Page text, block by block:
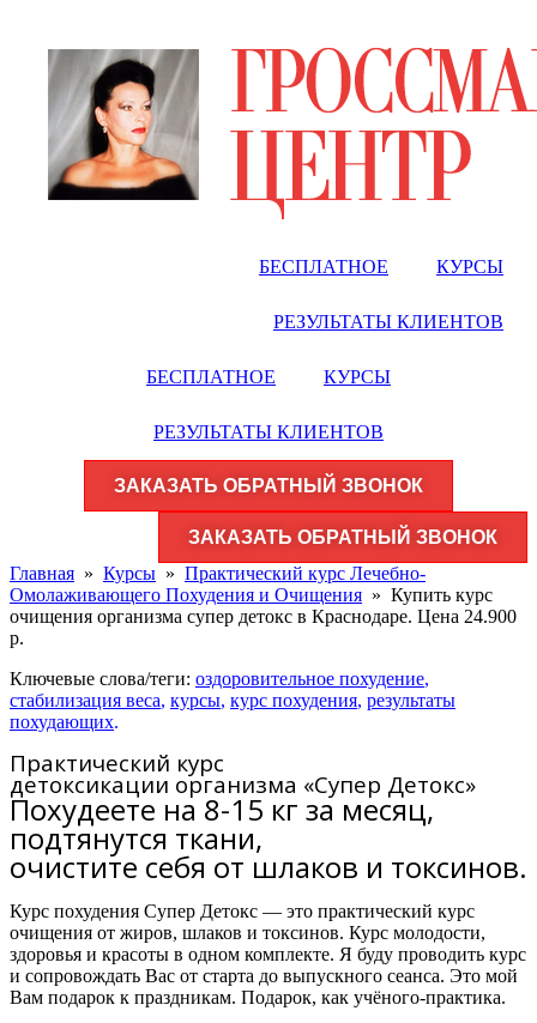
содержимому
БЕСПЛАТНОЕ КУРСЫ
РЕЗУЛЬТАТЫ КЛИЕНТОВ
БЕСПЛАТНОЕ КУРСЫ
РЕЗУЛЬТАТЫ КЛИЕНТОВ
ЗАКАЗАТЬ ОБРАТНЫЙ ЗВОНОК
ЗАКАЗАТЬ ОБРАТНЫЙ ЗВОНОК
Главная » Курсы » Практический курс Лечебно-
Омолаживающего Похудения и Очищения » Купить курс
очищения организма супер детокс в Краснодаре. Цена 24.900
р.
Ключевые слова/теги: оздоровительное похудение,
стабилизация веса, курсы, курс похудения, результаты
похудающих.
Практический курс
детоксикации организма «Супер Детокс»
Похудеете на 8-15 кг за месяц,
подтянутся ткани,
очистите себя от шлаков и токсинов.
Курс похудения Супер Детокс — это практический курс
очищения от жиров, шлаков и токсинов. Курс молодости,
здоровья и красоты в одном комплекте. Я буду проводить курс
и сопровождать Вас от старта до выпускного сеанса. Это мой
Вам подарок к праздникам. Подарок, как учёного-практика.